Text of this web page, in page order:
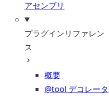
アセンブリ
プラグインリファレン
ス
概要
@tool デコレータ